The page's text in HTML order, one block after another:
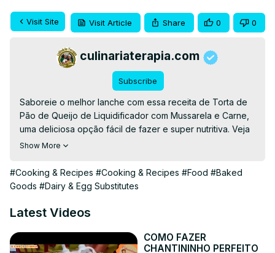
Visit Site Visit Article Share 0 0
culinariaterapia.com
Subscribe
Saboreie o melhor lanche com essa receita de Torta de
Pão de Queijo de Liquidificador com Mussarela e Carne,
uma deliciosa opção fácil de fazer e super nutritiva. Veja
essa e outras receitas e dicas no site:
liquidificador-com-mussarela-e-carne/
#paodequeijo #pãodequeijo #paodequeijofacil
Show More
#Cooking & Recipes #Cooking & Recipes #Food #Baked
Goods #Dairy & Egg Substitutes
Latest Videos
COMO FAZER
CHANTININHO PERFEITO